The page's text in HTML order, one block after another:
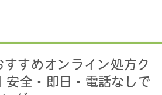
すすめオンライン処方ク
安全・即日・電話なしで